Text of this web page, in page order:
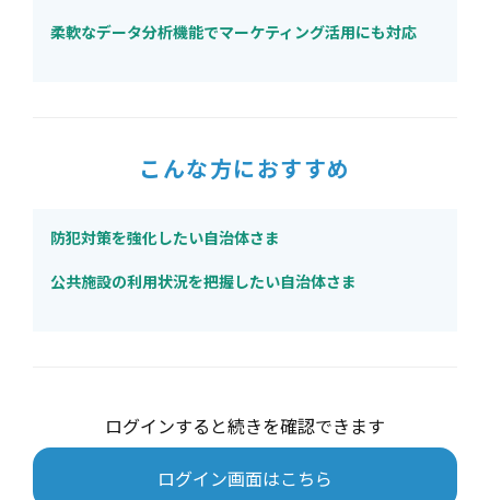
柔軟なデータ分析機能でマーケティング活用にも対応
こんな方におすすめ
防犯対策を強化したい自治体さま
公共施設の利用状況を把握したい自治体さま
ログインすると続きを確認できます
ログイン画面はこちら